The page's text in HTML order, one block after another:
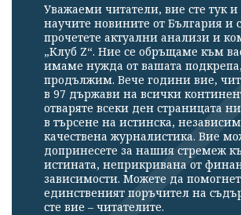
Уважаеми читатели, вие сте тук и
научите новините от България и
прочетете актуални анализи и
„Клуб Z“. Ние се обръщаме към
имаме нужда от вашата
продължим. Вече години вие,
в 97 държави на всички
отваряте всеки ден страницата
в търсене на истинска,
качествена журналистика. Вие
допринесете за нашия стремеж
истината, неприкривана от
зависимости. Можете да
единственият поръчител на
сте вие – читателите.